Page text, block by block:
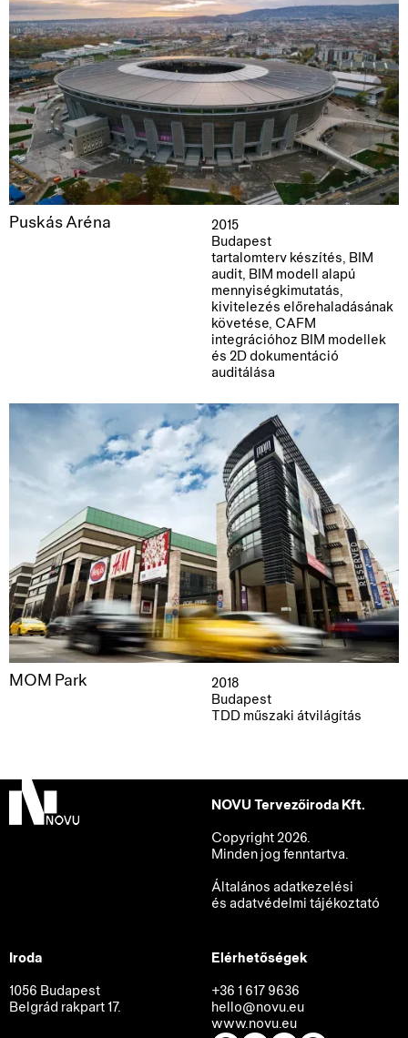
Puskás Aréna
2015
Budapest
tartalomterv készítés, BIM
audit, BIM modell alapú
mennyiségkimutatás,
kivitelezés előrehaladásának
követése, CAFM
integrációhoz BIM modellek
és 2D dokumentáció
auditálása
MOM Park
2018
Budapest
TDD műszaki átvilágítás
NOVU Tervezőiroda Kft.
Copyright 2026.
Minden jog fenntartva.
Általános adatkezelési
és adatvédelmi tájékoztató
Iroda
1056 Budapest
Belgrád rakpart 17.
Elérhetőségek
+36 1 617 9636
hello@novu.eu
www.novu.eu